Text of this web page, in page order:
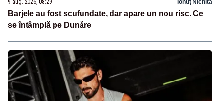
9 aug. 2026, 08:29 Ionuț Nichita
Barjele au fost scufundate, dar apare un nou risc. Ce
se întâmplă pe Dunăre